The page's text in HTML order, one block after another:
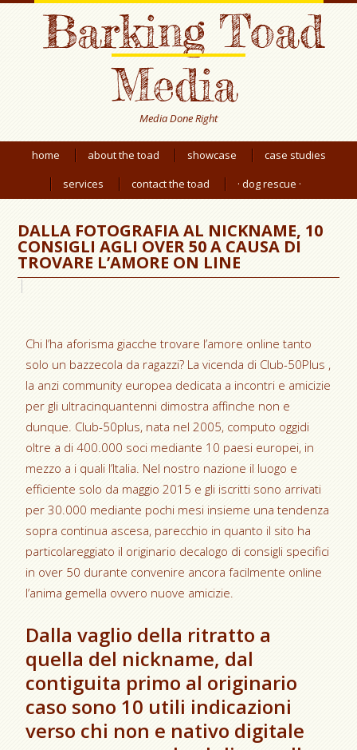
Barking Toad
Media
Media Done Right
home about the toad showcase
case studies
services
contact the toad · dog rescue ·
DALLA FOTOGRAFIA AL NICKNAME, 10
CONSIGLI AGLI OVER 50 A CAUSA DI
TROVARE L’AMORE ON LINE
Chi l’ha aforisma giacche trovare l’amore online tanto
solo un bazzecola da ragazzi? La vicenda di Club-50Plus ,
la anzi community europea dedicata a incontri e amicizie
per gli ultracinquantenni dimostra affinche non e
dunque. Club-50plus, nata nel 2005, computo oggidi
oltre a di 400.000 soci mediante 10 paesi europei, in
mezzo a i quali l’Italia. Nel nostro nazione il luogo e
efficiente solo da maggio 2015 e gli iscritti sono arrivati
per 30.000 mediante pochi mesi insieme una tendenza
sopra continua ascesa, parecchio in quanto il sito ha
particolareggiato il originario decalogo di consigli specifici
in over 50 durante convenire ancora facilmente online
l’anima gemella ovvero nuove amicizie.
Dalla vaglio della ritratto a
quella del nickname, dal
contiguita primo al originario
caso sono 10 utili indicazioni
verso chi non e nativo digitale